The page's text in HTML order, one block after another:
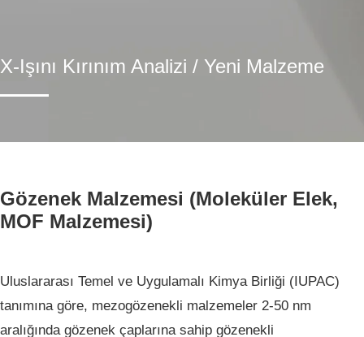
X-Işını Kırınım Analizi / Yeni Malzeme
Ana Sayfa
Hizmetlerimiz
Yeni Malzeme
Hizmetlerimiz
Gözenek Malzemesi (Moleküler Elek,
MOF Malzemesi)
Uluslararası Temel ve Uygulamalı Kimya Birliği (IUPAC)
tanımına göre, mezogözenekli malzemeler 2-50 nm
aralığında gözenek çaplarına sahip gözenekli